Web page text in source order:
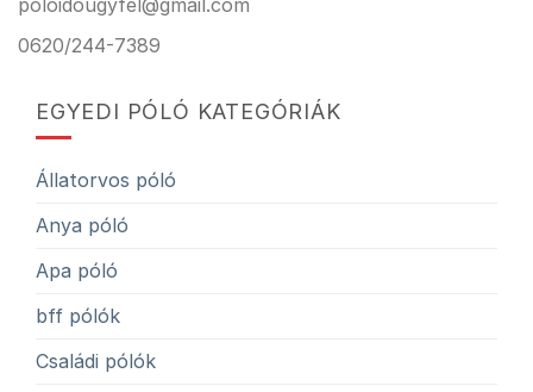
0620/244-7389
EGYEDI PÓLÓ KATEGÓRIÁK
Állatorvos póló
Anya póló
Apa póló
bff pólók
Családi pólók